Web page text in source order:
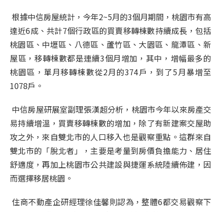
根據中信房屋統計，今年2~5月的3個月期間，桃園市有高
達近6成、共計7個行政區的買賣移轉棟數持續成長，包括
桃園區、中壢區、八德區、蘆竹區、大園區、龍潭區、新
屋區，移轉棟數都是連續3個月增加，其中，增幅最多的
桃園區，單月移轉棟數從2月的374戶，到了5月暴增至
1078戶。
中信房屋研展室副理張漢超分析，桃園市今年以來房產交
易持續增溫，買賣移轉棟數的增加，除了有新建案交屋助
攻之外，來自雙北市的人口移入也是觀察重點。這群來自
雙北市的「脫北者」，主要是考量到房價負擔能力、居住
舒適度，再加上桃園市公共建設與捷運系統陸續佈建，因
而選擇移居桃園。
住商不動產企研經理徐佳馨則認為，整體6都交易觀察下